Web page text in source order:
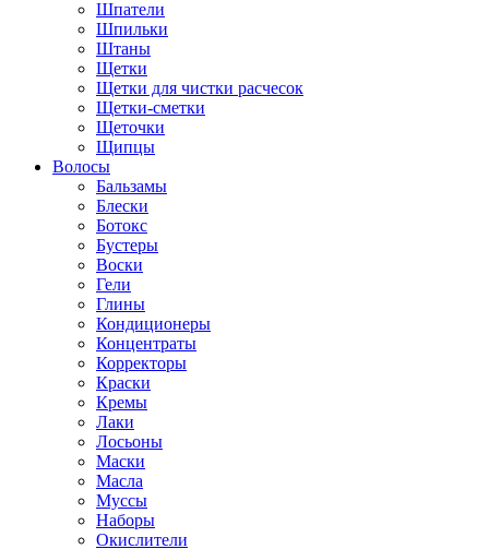
Шпатели
Шпильки
Штаны
Щетки
Щетки для чистки расчесок
Щетки-сметки
Щеточки
Щипцы
Волосы
Бальзамы
Блески
Ботокс
Бустеры
Воски
Гели
Глины
Кондиционеры
Концентраты
Корректоры
Краски
Кремы
Лаки
Лосьоны
Маски
Масла
Муссы
Наборы
Окислители